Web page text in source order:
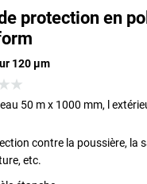
protection en
120 µm
50 m x 1000 mm, l
contre la poussière, la
etc.